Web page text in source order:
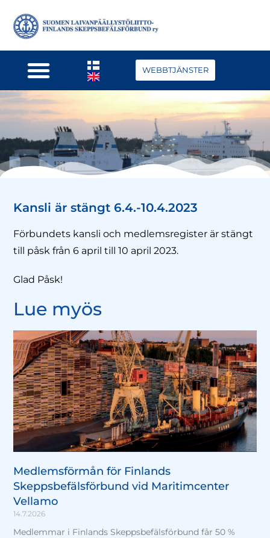
WEBBTJÄNSTER
Kansli är stängt 6.4.-10.4.2023
Förbundets kansli och medlemsregister är stängt
till påsk från 6 april till 10 april 2023.
Glad Påsk!
Lue myös
Medlemsförmån för Finlands
Skeppsbefälsförbund vid Maritimcenter
Vellamo
14.7.2026
Medlemmar i Finlands Skeppsbefälsförbund får 50 %